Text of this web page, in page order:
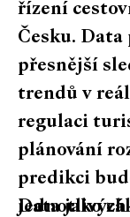
řízení
Česku.
přesnější
trendů v
regulaci
plánování
predikci
jednotlivých
Data jako